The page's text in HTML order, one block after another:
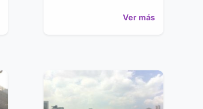
Ver más